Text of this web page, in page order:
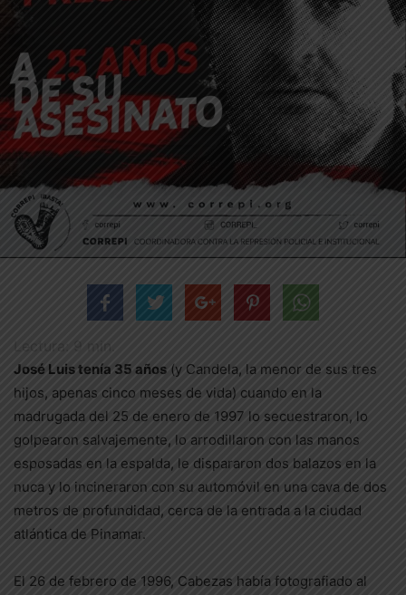
José Luis tenía 35 años (y Candela, la menor de sus tres
hijos, apenas cinco meses de vida) cuando en la
madrugada del 25 de enero de 1997 lo secuestraron, lo
golpearon salvajemente, lo arrodillaron con las manos
esposadas en la espalda, le dispararon dos balazos en la
nuca y lo incineraron con su automóvil en una cava de dos
metros de profundidad, cerca de la entrada a la ciudad
atlántica de Pinamar.
El 26 de febrero de 1996, Cabezas había fotografiado al